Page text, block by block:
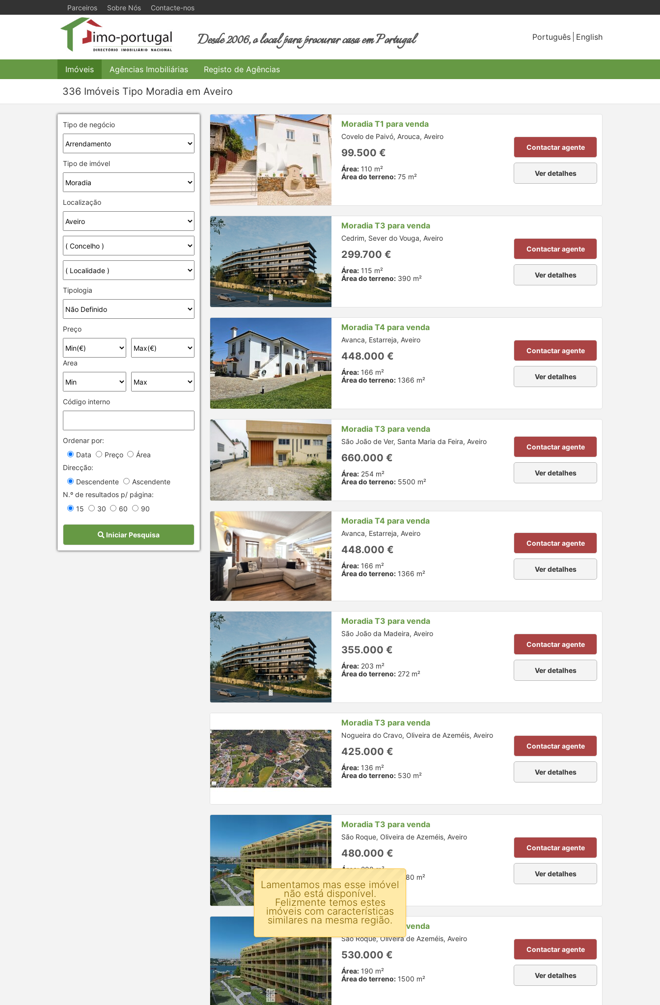
Parceiros Sobre Nós Contacte-nos
Desde 2006, o local para procurar casa em Portugal Português English
Imóveis Agências Imobiliárias Registo de Agências
336 Imóveis Tipo Moradia em Aveiro
Tipo de negócio
Tipo de imóvel
Localização
Tipologia
Preço
Area
Código interno
Ordenar por:
Data
Preço
Área
Direcção:
Descendente
Ascendente
N.º de resultados p/ página:
15
30 60 90
Iniciar Pesquisa
Moradia T1 para venda
Covelo de Paivó, Arouca, Aveiro
99.500 €
Área: 110 m²
Área do terreno: 75 m²
Contactar agente
Ver detalhes
Moradia T3 para venda
Cedrim, Sever do Vouga, Aveiro
299.700 €
Área: 115 m²
Área do terreno: 390 m²
Contactar agente
Ver detalhes
Moradia T4 para venda
Avanca, Estarreja, Aveiro
448.000 €
Área: 166 m²
Área do terreno: 1366 m²
Contactar agente
Ver detalhes
Moradia T3 para venda
São João de Ver, Santa Maria da Feira, Aveiro
660.000 €
Área: 254 m²
Área do terreno: 5500 m²
Contactar agente
Ver detalhes
Moradia T4 para venda
Avanca, Estarreja, Aveiro
448.000 €
Área: 166 m²
Área do terreno: 1366 m²
Contactar agente
Ver detalhes
Moradia T3 para venda
São João da Madeira, Aveiro
355.000 €
Área: 203 m²
Área do terreno: 272 m²
Contactar agente
Ver detalhes
Moradia T3 para venda
Nogueira do Cravo, Oliveira de Azeméis, Aveiro
425.000 €
Área: 136 m²
Área do terreno: 530 m²
Contactar agente
Ver detalhes
Moradia T3 para venda
São Roque, Oliveira de Azeméis, Aveiro
480.000 €
Área:200 m²
1980 m²
Contactar agente
Ver detalhes
Moradia T4 para venda
São Roque, Oliveira de Azeméis, Aveiro
530.000 €
Área: 190 m²
Área do terreno: 1500 m²
Contactar agente
Ver detalhes
Lamentamos mas esse imóvel
não está disponível.
Felizmente temos estes
imóveis com características
similares na mesma região.